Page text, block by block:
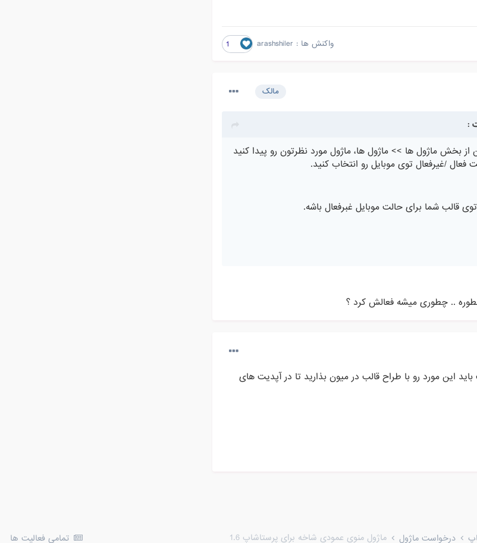
واکنش ها : arashshiler
1
مالک
بخش ماژول ها >> ماژول ها، ماژول مورد نظرتون رو پیدا کنید
فعال /غیرفعال توی موبایل رو انتخاب کنید.
قالب شما برای حالت موبایل غبرفعال باشه.
.. چطوری میشه فعالش کرد ؟
این مورد رو با طراح قالب در میون بذارید تا در آپدیت های
تمامی فعالیت ها درخواست ماژول ماژول منوی عمودی شاخه برای پرستاشاپ 1.6